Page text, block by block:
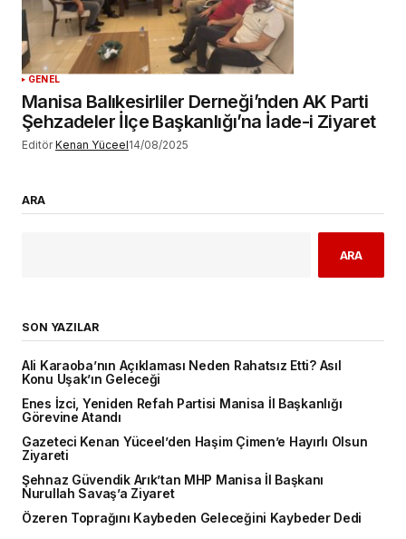
GENEL
Manisa Balıkesirliler Derneği’nden AK Parti
Şehzadeler İlçe Başkanlığı’na İade-i Ziyaret
Editör Kenan Yüceel14/08/2025
ARA
ARA
SON YAZILAR
Ali Karaoba’nın Açıklaması Neden Rahatsız Etti? Asıl
Konu Uşak’ın Geleceği
Enes İzci, Yeniden Refah Partisi Manisa İl Başkanlığı
Görevine Atandı
Gazeteci Kenan Yüceel’den Haşim Çimen’e Hayırlı Olsun
Ziyareti
Şehnaz Güvendik Arık’tan MHP Manisa İl Başkanı
Nurullah Savaş’a Ziyaret
Özeren Toprağını Kaybeden Geleceğini Kaybeder Dedi